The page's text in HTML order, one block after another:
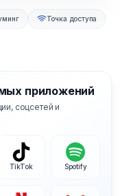
Точка доступа
приложений
соцсетей и
TikTok Spotify